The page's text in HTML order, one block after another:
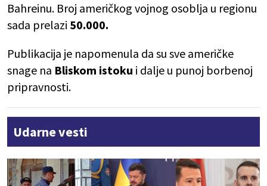
Bahreinu. Broj američkog vojnog osoblja u regionu
sada prelazi 50.000.
Publikacija je napomenula da su sve američke
snage na Bliskom istoku i dalje u punoj borbenoj
pripravnosti.
Udarne vesti